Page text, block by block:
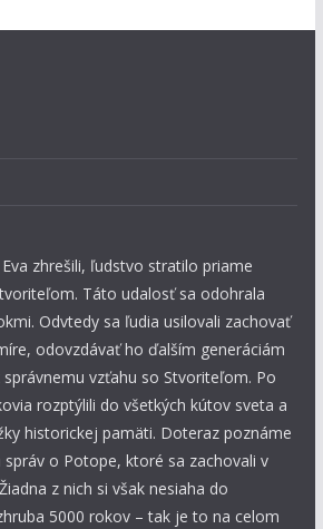
zhrešili, ľudstvo stratilo priame
Táto udalosť sa odohrala
Odvtedy sa ľudia usilovali zachovať
odovzdávať ho ďalším generáciám
vzťahu so Stvoriteľom. Po
rozptýlili do všetkých kútov sveta a
historickej pamäti. Doteraz poznáme
o Potope, ktoré sa zachovali v
z nich si však nesiaha do
5000 rokov – tak je to na celom